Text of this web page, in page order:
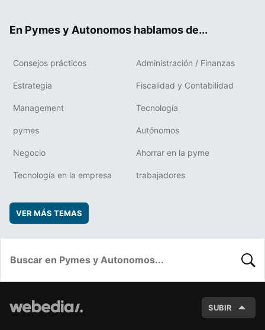
En Pymes y Autonomos hablamos de...
Consejos prácticos Administración / Finanzas
Estrategia Fiscalidad y Contabilidad
Management Tecnología
pymes Autónomos
Negocio Ahorrar en la pyme
Tecnología en la empresa trabajadores
VER MÁS TEMAS
SUBIR